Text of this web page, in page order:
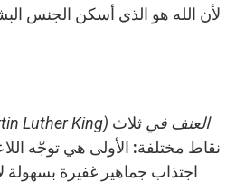
لأن الله هو الذي أسكن الجنس
Luther King) العنف في ثلاث
نقاط مختلفة: الأولى هي توجّه
اجتذاب جماهير غفيرة